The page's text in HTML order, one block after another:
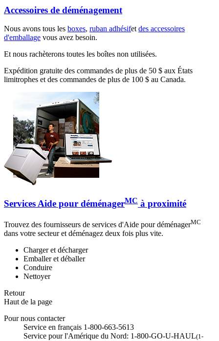
Accessoires de déménagement
Nous avons tous les boxes, ruban adhésifetdes accessoires
d'emballage vous avez besoin.
Et nous rachèterons toutes les boîtes non utilisées.
Expédition gratuite des commandes de plus de 50 $ aux États
limitrophes et des commandes de plus de 100 $ au Canada.
Services Aide pour déménagerMC à proximité
Trouvez des fournisseurs de services d'Aide pour déménagerMC
dans votre secteur et déménagez deux fois plus vite.
Charger et décharger
Emballer et déballer
Conduire
Nettoyer
Retour
Haut de la page
Pour nous contacter
Service en français 1-800-663-5613
Service pour l'Amérique du Nord: 1-800-GO-U-HAUL(1-